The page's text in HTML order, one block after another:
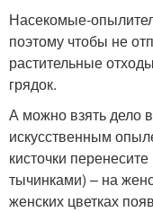
Насекомые-
поэтому чтобы не
растительные
грядок.
А можно взять дело
искусственным
кисточки
тычинками) – на
женских цветках